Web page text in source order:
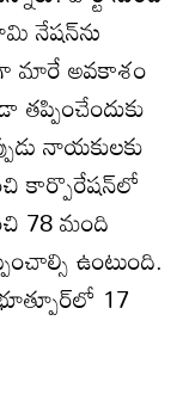
నేషన్‌ను
మారే అవకాశం
నాయకులకు
కార్పొరేషన్‌లో
78 మంది
ఉంటుంది.
17